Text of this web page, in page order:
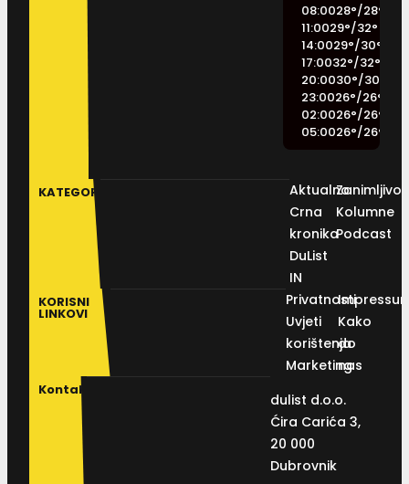
08:0028°/28°
11:0029°/32°
14:0029°/30°
17:0032°/32°
20:0030°/30
23:0026°/26°
02:0026°/26°
05:0026°/26°
KATEGORIJE
Aktualno
Crna
kronika
DuList
IN
Kolumne
Podcast
KORISNI
LINKOVI
Privatnosti
Uvjeti
korištenja
Marketing
Kako
do
nas
Kontakt
dulist d.o.o.
Ćira Carića 3,
20 000
Dubrovnik